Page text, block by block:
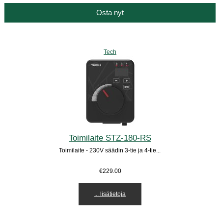
Osta nyt
Tech
Toimilaite STZ-180-RS
Toimilaite - 230V säädin 3-tie ja 4-tie...
€229.00
... lisätietoja